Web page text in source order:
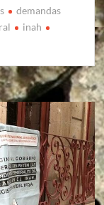
demandas
inah